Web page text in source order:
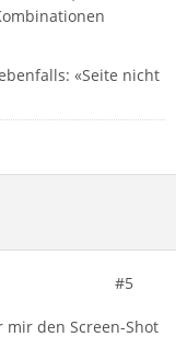
«Seite nicht
#5
mir den Screen-Shot